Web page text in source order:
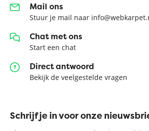
Mail ons
Stuur je mail naar
Chat met ons
Start een chat
Direct antwoord
Bekijk de veelgestelde vragen
Schrijf je in voor onze